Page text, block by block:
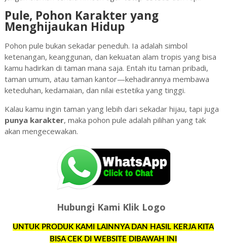
Pule, Pohon Karakter yang
Menghijaukan Hidup
Pohon pule bukan sekadar peneduh. Ia adalah simbol
ketenangan, keanggunan, dan kekuatan alam tropis yang bisa
kamu hadirkan di taman mana saja. Entah itu taman pribadi,
taman umum, atau taman kantor—kehadirannya membawa
keteduhan, kedamaian, dan nilai estetika yang tinggi.
Kalau kamu ingin taman yang lebih dari sekadar hijau, tapi juga
punya karakter, maka pohon pule adalah pilihan yang tak
akan mengecewakan.
Hubungi Kami Klik Logo
UNTUK PRODUK KAMI LAINNYA DAN HASIL KERJA KITA
BISA CEK DI WEBSITE DIBAWAH INI